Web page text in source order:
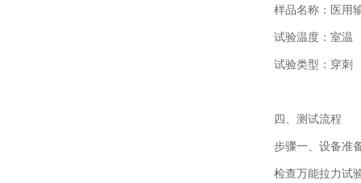
样品名称：医用
试验温度：室温
试验类型：穿刺
四、 测试流程
步骤一、 设备准
检查万能拉力试